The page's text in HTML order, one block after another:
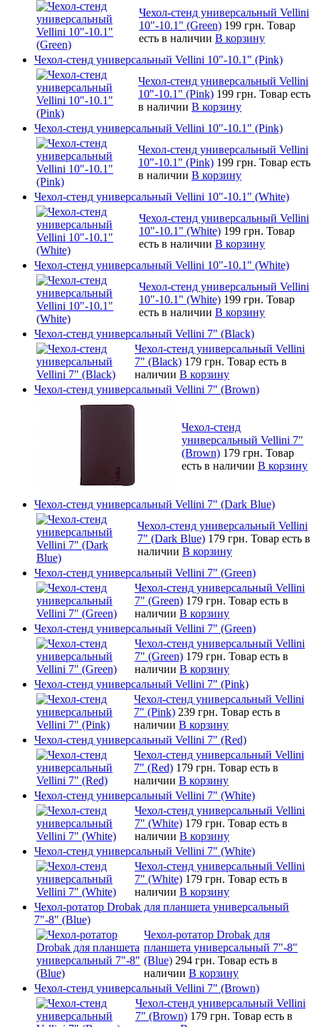
Чехол-стенд универсальный Vellini
10"-10.1" (Green) 199 грн. Товар
есть в наличии В корзину
Чехол-стенд универсальный Vellini 10"-10.1" (Pink)
Чехол-стенд универсальный Vellini
10"-10.1" (Pink) 199 грн. Товар есть
в наличии В корзину
Чехол-стенд универсальный Vellini 10"-10.1" (Pink)
Чехол-стенд универсальный Vellini
10"-10.1" (Pink) 199 грн. Товар есть
в наличии В корзину
Чехол-стенд универсальный Vellini 10"-10.1" (White)
Чехол-стенд универсальный Vellini
10"-10.1" (White) 199 грн. Товар
есть в наличии В корзину
Чехол-стенд универсальный Vellini 10"-10.1" (White)
Чехол-стенд универсальный Vellini
10"-10.1" (White) 199 грн. Товар
есть в наличии В корзину
Чехол-стенд универсальный Vellini 7" (Black)
Чехол-стенд универсальный Vellini
7" (Black) 179 грн. Товар есть в
наличии В корзину
Чехол-стенд универсальный Vellini 7" (Brown)
Чехол-стенд
универсальный Vellini 7"
(Brown) 179 грн. Товар
есть в наличии В корзину
Чехол-стенд универсальный Vellini 7" (Dark Blue)
Чехол-стенд универсальный Vellini
7" (Dark Blue) 179 грн. Товар есть в
наличии В корзину
Чехол-стенд универсальный Vellini 7" (Green)
Чехол-стенд универсальный Vellini
7" (Green) 179 грн. Товар есть в
наличии В корзину
Чехол-стенд универсальный Vellini 7" (Green)
Чехол-стенд универсальный Vellini
7" (Green) 179 грн. Товар есть в
наличии В корзину
Чехол-стенд универсальный Vellini 7" (Pink)
Чехол-стенд универсальный Vellini
7" (Pink) 239 грн. Товар есть в
наличии В корзину
Чехол-стенд универсальный Vellini 7" (Red)
Чехол-стенд универсальный Vellini
7" (Red) 179 грн. Товар есть в
наличии В корзину
Чехол-стенд универсальный Vellini 7" (White)
Чехол-стенд универсальный Vellini
7" (White) 179 грн. Товар есть в
наличии В корзину
Чехол-стенд универсальный Vellini 7" (White)
Чехол-стенд универсальный Vellini
7" (White) 179 грн. Товар есть в
наличии В корзину
Чехол-ротатор Drobak для планшета универсальный
7"-8" (Blue)
Чехол-ротатор Drobak для
планшета универсальный 7"-8"
(Blue) 294 грн. Товар есть в
наличии В корзину
Чехол-стенд универсальный Vellini 7" (Brown)
Чехол-стенд универсальный Vellini
7" (Brown) 179 грн. Товар есть в